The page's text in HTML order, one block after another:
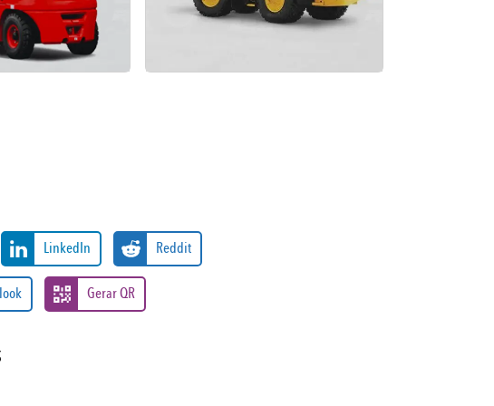
LinkedIn Reddit
Gerar QR